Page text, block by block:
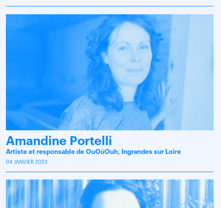
Amandine Portelli
Artiste et responsable de OuOùOuh, Ingrandes sur Loire
04 JANVIER 2023